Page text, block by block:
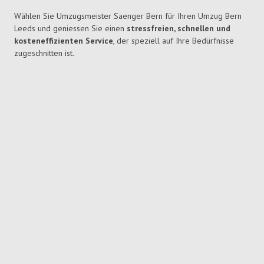
Wählen Sie Umzugsmeister Saenger Bern für Ihren Umzug Bern
Leeds und geniessen Sie einen stressfreien, schnellen und
kosteneffizienten Service, der speziell auf Ihre Bedürfnisse
zugeschnitten ist.